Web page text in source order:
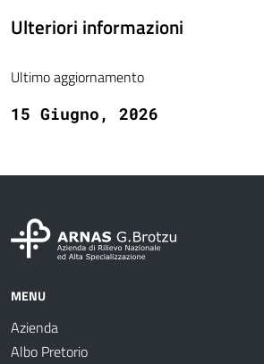
Ulteriori informazioni
Ultimo aggiornamento
15 Giugno, 2026
MENU
Azienda
Albo Pretorio